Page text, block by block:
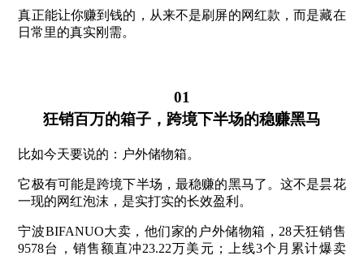
真正能让你赚到钱的，从来不是刷屏的网红款，而是藏在
日常里的真实刚需。
01
狂销百万的箱子，跨境下半场的稳赚黑马
比如今天要说的：户外储物箱。
它极有可能是跨境下半场，最稳赚的黑马了。这不是昙花
一现的网红泡沫，是实打实的长效盈利。
宁波BIFANUO大卖，他们家的户外储物箱，28天狂销售
9578台，销售额直冲23.22万美元；上线3个月累计爆卖